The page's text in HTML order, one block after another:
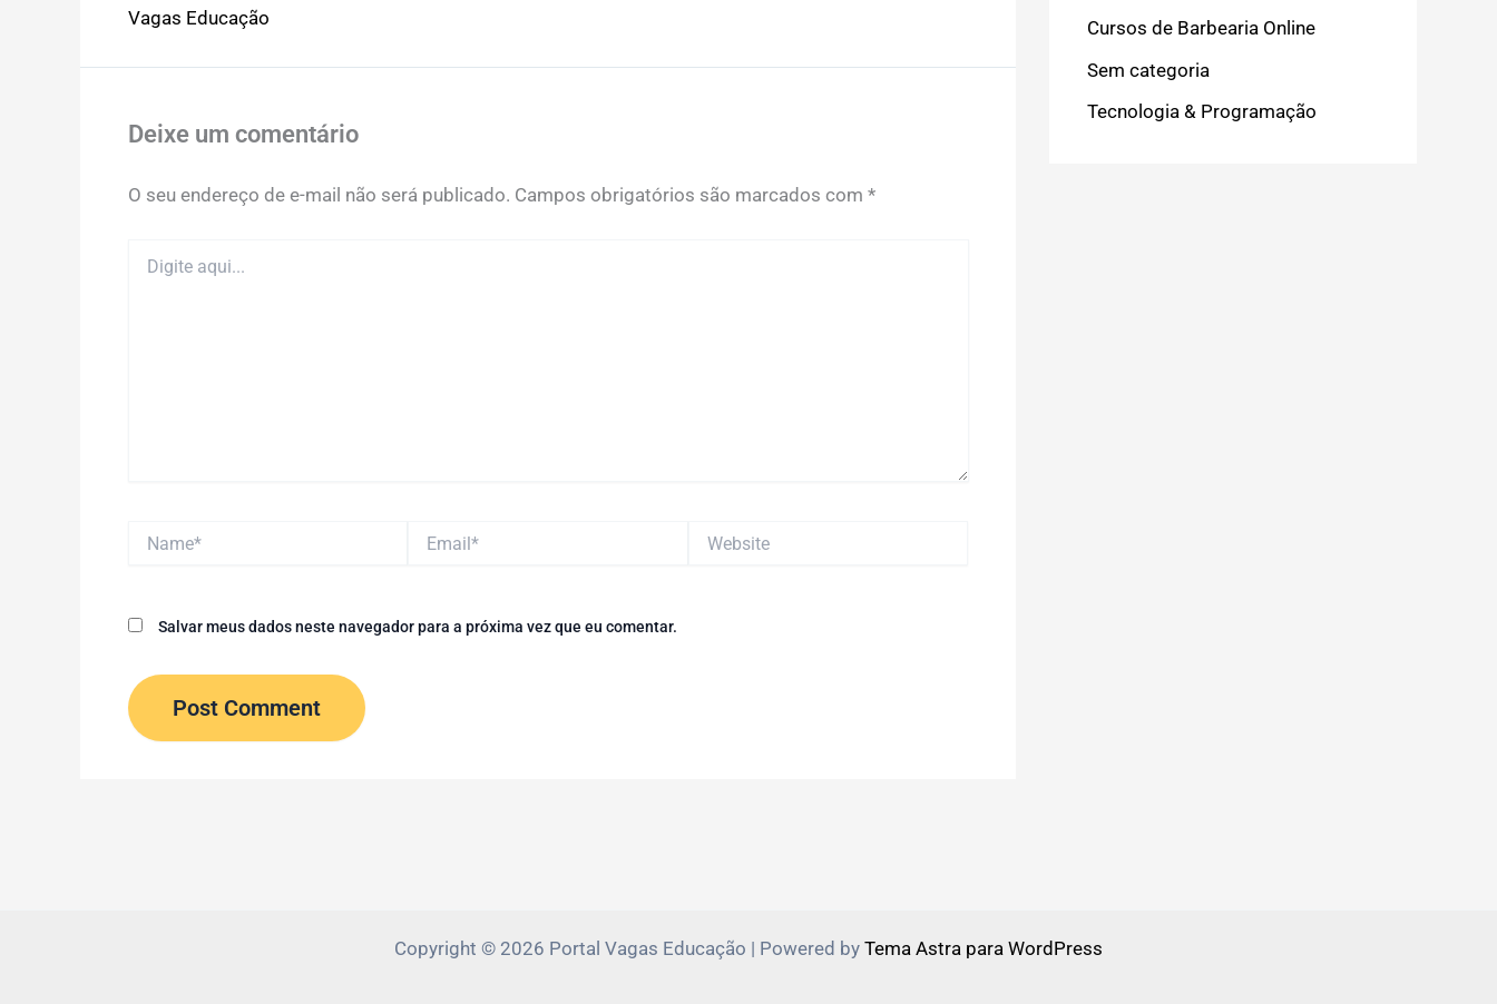
Vagas Educação
Deixe um comentário
O seu endereço de e-mail não será publicado. Campos obrigatórios são marcados com *
aqui...
Salvar meus dados neste navegador para a próxima vez que eu comentar.
Cursos de Barbearia Online
Sem categoria
Tecnologia & Programação
Copyright © 2026 Portal Vagas Educação | Powered by Tema Astra para WordPress